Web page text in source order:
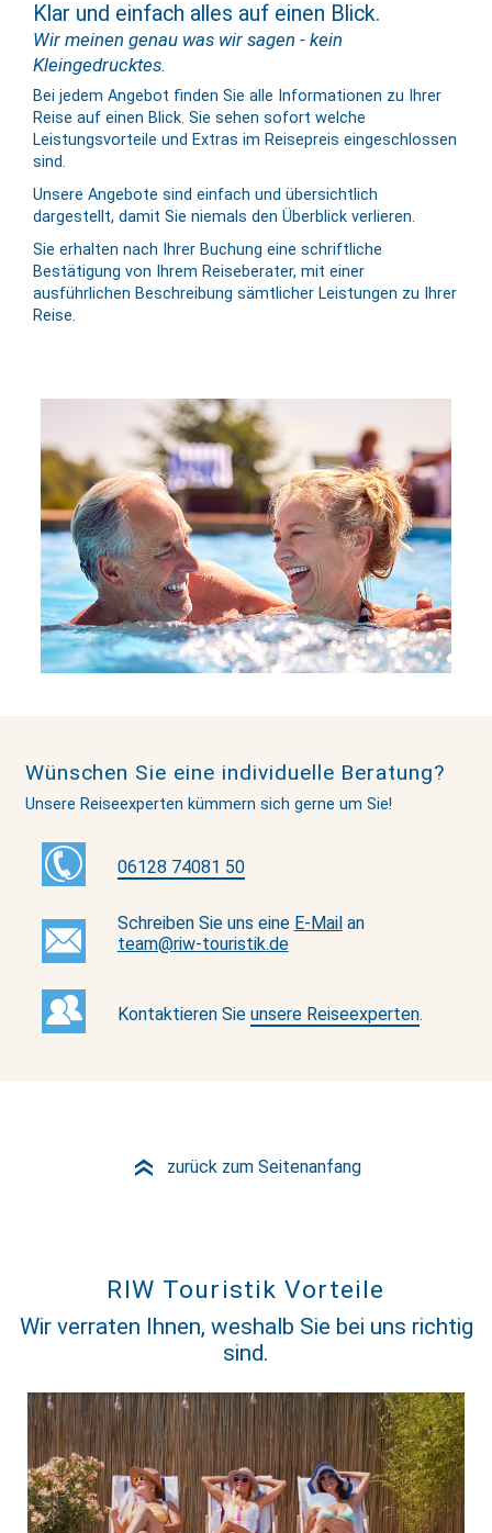
Klar und einfach alles auf einen Blick.
Wir meinen genau was wir sagen - kein
Kleingedrucktes.
Bei jedem Angebot finden Sie alle Informationen zu Ihrer
Reise auf einen Blick. Sie sehen sofort welche
Leistungsvorteile und Extras im Reisepreis eingeschlossen
sind.
Unsere Angebote sind einfach und übersichtlich
dargestellt, damit Sie niemals den Überblick verlieren.
Sie erhalten nach Ihrer Buchung eine schriftliche
Bestätigung von Ihrem Reiseberater, mit einer
ausführlichen Beschreibung sämtlicher Leistungen zu Ihrer
Reise.
Wünschen Sie eine individuelle Beratung?
Unsere Reiseexperten kümmern sich gerne um Sie!
06128 74081 50
Schreiben Sie uns eine E-Mailan
team@riw-touristik.de
Kontaktieren Sie unsere Reiseexperten.
» zurück zum Seitenanfang
RIW Touristik Vorteile
Wir verraten Ihnen, weshalb Sie bei uns richtig
sind.